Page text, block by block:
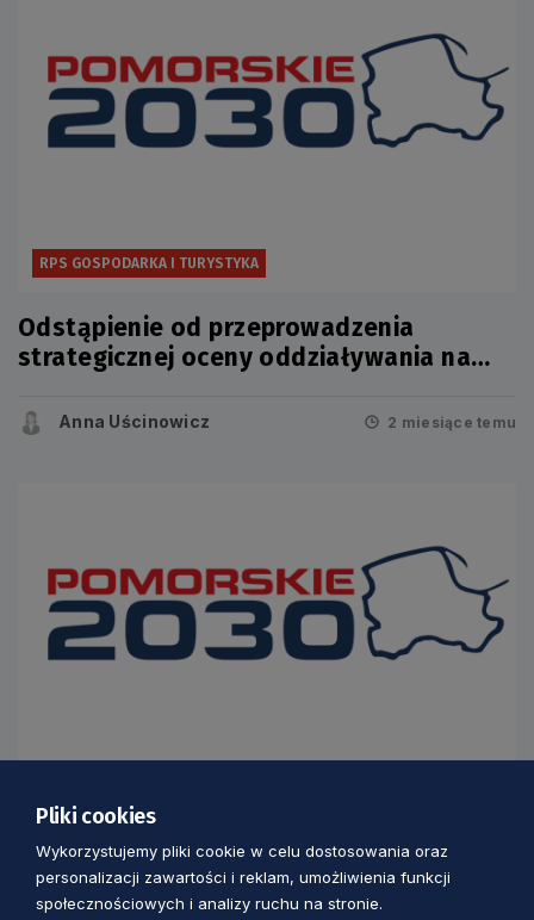
RPS GOSPODARKA I TURYSTYKA
Odstąpienie od przeprowadzenia
strategicznej oceny oddziaływania na
zakresie gospodarki, rynku pracy, oferty
Anna Uścinowicz 2 miesiące temu
Zmiana Regionalnego Programu
Strategicznego w zakresie edukacji i
kapitału społecznego
Pliki cookies
Wykorzystujemy pliki cookie w celu dostosowania oraz
personalizacji zawartości i reklam, umożliwienia funkcji
społecznościowych i analizy ruchu na stronie.